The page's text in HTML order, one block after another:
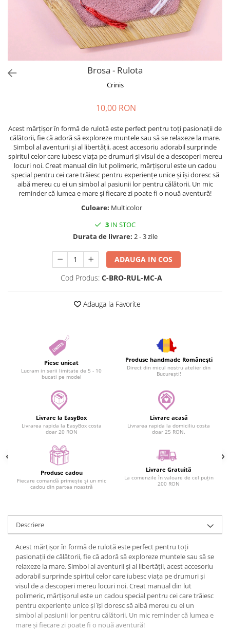
Monstera
Neon Collection
Second Breakfast
Tiny but Mighty
White Sensation
Brosa - Rulota
Crinis
10,00 RON
Acest mărțișor în formă de rulotă este perfect pentru toți pasionații de
călătorii, fie că adoră să exploreze muntele sau să se relaxeze la mare.
Simbol al aventurii și al libertății, acest accesoriu adorabil surprinde
spiritul celor care iubesc viața pe drumuri și visul de a descoperi mereu
locuri noi. Creat manual din lut polimeric, mărțișorul este un cadou
special pentru cei care trăiesc pentru experiențe unice și își doresc să
aibă mereu cu ei un simbol al pasiunii lor pentru călătorii. Un mic
reminder că lumea e mare și fiecare zi poate fi o nouă aventură!
Culoare: Multicolor
3 IN STOC
Durata de livrare: 2 - 3 zile
ADAUGA IN COS
Cod Produs: C-BRO-RUL-MC-A
Adauga la Favorite
Piese unicat
Lucram in serii limitate de 5 - 10
bucati pe model
Produse handmade Românești
Direct din micul nostru atelier din
București!
Livrare la EasyBox
Livrarea rapida la EasyBox costa
doar 20 RON
Livrare acasă
Livrarea rapida la domiciliu costa
doar 25 RON.
Produse cadou
Fiecare comandă primește și un mic
cadou din partea noastră
Livrare Gratuită
La comenzile în valoare de cel puțin
200 RON
Descriere
Acest mărțișor în formă de rulotă este perfect pentru toți
pasionații de călătorii, fie că adoră să exploreze muntele sau să se
relaxeze la mare. Simbol al aventurii și al libertății, acest accesoriu
adorabil surprinde spiritul celor care iubesc viața pe drumuri și
visul de a descoperi mereu locuri noi. Creat manual din lut
polimeric, mărțișorul este un cadou special pentru cei care trăiesc
pentru experiențe unice și își doresc să aibă mereu cu ei un
simbol al pasiunii lor pentru călătorii. Un mic reminder că lumea e
mare și fiecare zi poate fi o nouă aventură!